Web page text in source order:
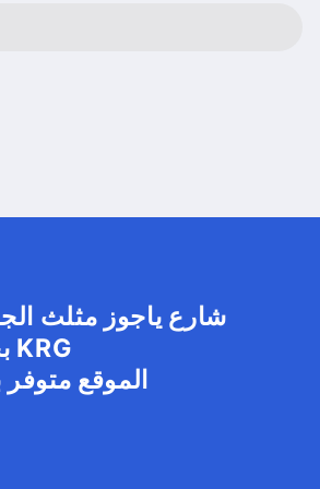
شارع ياجوز مثلث
بجانب مــول KRG
الموقع